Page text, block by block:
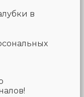
в